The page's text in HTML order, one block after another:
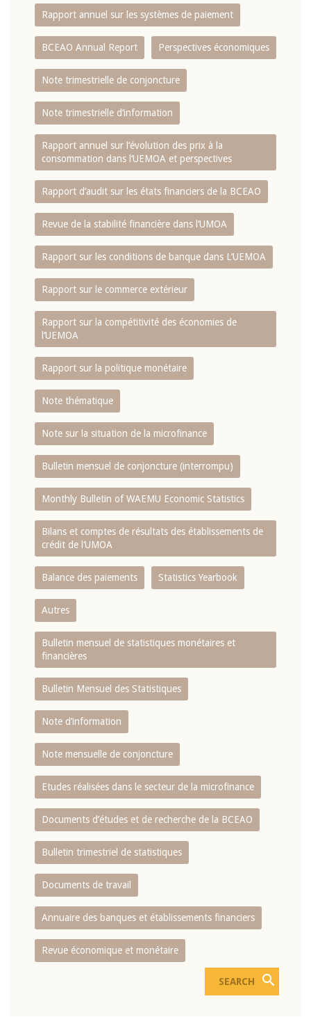
Rapport annuel sur les systèmes de paiement
BCEAO Annual Report Perspectives économiques
Note trimestrielle de conjoncture
Note trimestrielle d‘information
Rapport annuel sur l‘évolution des prix à la
consommation dans l‘UEMOA et perspectives
Rapport d‘audit sur les états financiers de la BCEAO
Revue de la stabilité financière dans l‘UMOA
Rapport sur les conditions de banque dans L‘UEMOA
Rapport sur le commerce extérieur
Rapport sur la compétitivité des économies de
l‘UEMOA
Rapport sur la politique monétaire
Note thématique
Note sur la situation de la microfinance
Bulletin mensuel de conjoncture (interrompu)
Monthly Bulletin of WAEMU Economic Statistics
Bilans et comptes de résultats des établissements de
crédit de l‘UMOA
Balance des paiements Statistics Yearbook
Autres
Bulletin mensuel de statistiques monétaires et
financières
Bulletin Mensuel des Statistiques
Note d’information
Note mensuelle de conjoncture
Etudes réalisées dans le secteur de la microfinance
Documents d’études et de recherche de la BCEAO
Bulletin trimestriel de statistiques
Documents de travail
Annuaire des banques et établissements financiers
Revue économique et monétaire